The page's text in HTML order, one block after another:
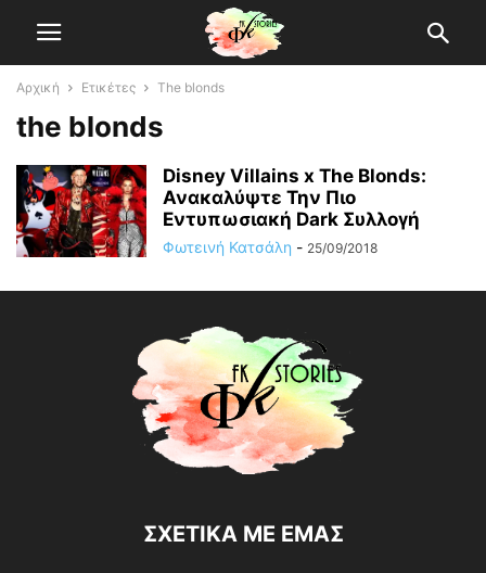
Αρχική Ετικέτες The blonds
the blonds
Disney Villains x The Blonds:
Ανακαλύψτε Την Πιο
Εντυπωσιακή Dark Συλλογή
Φωτεινή Κατσάλη - 25/09/2018
ΣΧΕΤΙΚΑ ΜΕ ΕΜΑΣ